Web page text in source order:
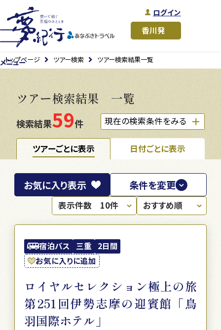
ログイン
メニュー
トップページ ツアー検索 ツアー検索結果一覧
ツアー検索結果 一覧
検索結果59件 現在の検索条件をみる
ツアーごとに表示 日付ごとに表示
宿泊バス 三重
2日間
お気に入りに追加
ロイヤルセレクション極上の旅
第251回伊勢志摩の迎賓館「鳥
羽国際ホテル」
お気に入り表示 条件を変更